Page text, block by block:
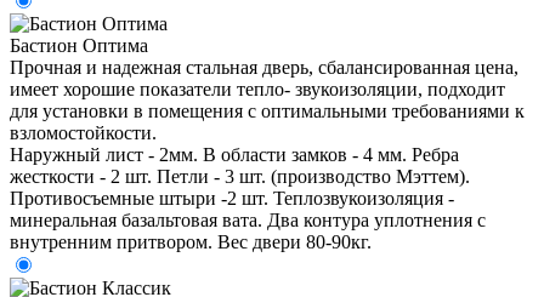
Бастион Оптима
Прочная и надежная стальная дверь, сбалансированная цена,
имеет хорошие показатели тепло- звукоизоляции, подходит
для установки в помещения с оптимальными требованиями к
взломостойкости.
Наружный лист - 2мм. В области замков - 4 мм. Ребра
жесткости - 2 шт. Петли - 3 шт. (производство Мэттем).
Противосъемные штыри -2 шт. Теплозвукоизоляция -
минеральная базальтовая вата. Два контура уплотнения с
внутренним притвором. Вес двери 80-90кг.